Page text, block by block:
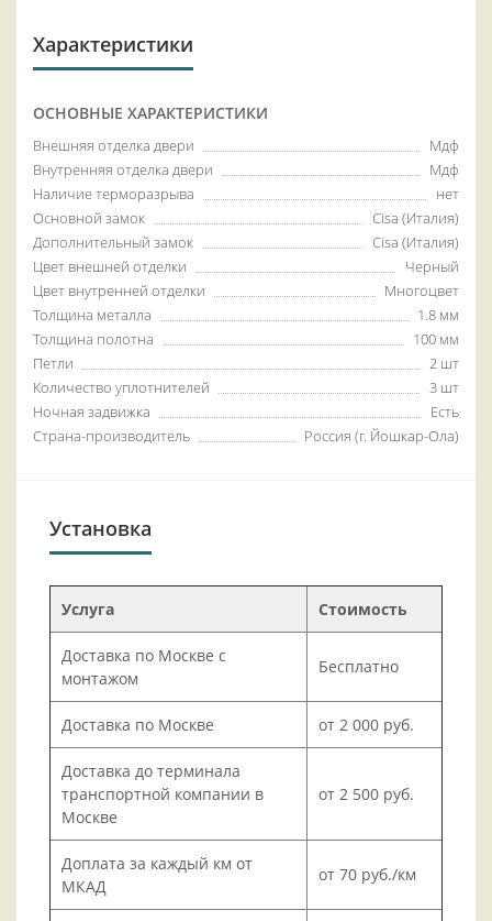
Характеристики
ОСНОВНЫЕ ХАРАКТЕРИСТИКИ
Внешняя отделка двери
Мдф
Внутренняя отделка двери
Мдф
Наличие терморазрыва
нет
Основной замок
Cisa (Италия)
Дополнительный замок
Cisa (Италия)
Цвет внешней отделки
Черный
Цвет внутренней отделки
Многоцвет
Толщина металла
1.8 мм
Толщина полотна
100 мм
Петли
2 шт
Количество уплотнителей
3 шт
Ночная задвижка
Есть
Страна-производитель
Россия (г. Йошкар-Ола)
Установка
Услуга Стоимость
Доставка по Москве с
монтажом
Бесплатно
Доставка по Москве от 2 000 руб.
Доставка до терминала
транспортной компании в
Москве
от 2 500 руб.
Доплата за каждый км от
МКАД
от 70 руб./км